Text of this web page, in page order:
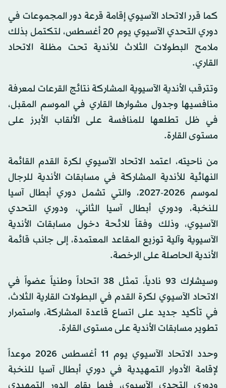
كما قرر الاتحاد الآسيوي إقامة قرعة دور المجموعات في
دوري التحدي الآسيوي يوم 20 أغسطس، لتكتمل بذلك
ملامح البطولات الثلاث للأندية تحت مظلة الاتحاد
القاري.
وتترقب الأندية الآسيوية المشاركة نتائج القرعات لمعرفة
منافسيها وجدول مشوارها القاري في الموسم المقبل،
في ظل تطلعها للمنافسة على الألقاب الأبرز على
مستوى القارة.
من ناحيته، اعتمد الاتحاد الآسيوي لكرة القدم القائمة
النهائية للأندية المشاركة في مسابقات الأندية للرجال
لموسم 2026-2027، والتي تشمل دوري أبطال آسيا
للنخبة، ودوري أبطال آسيا الثاني، ودوري التحدي
الآسيوي، وذلك وفقاً للائحة دخول مسابقات الأندية
الآسيوية وآلية توزيع المقاعد المعتمدة، إلى جانب قائمة
الأندية الحاصلة على الرخصة.
وسيشارك 93 نادياً، تمثل 38 اتحاداً وطنياً عضواً في
الاتحاد الآسيوي لكرة القدم في البطولات القارية الثلاث،
في تأكيد جديد على اتساع قاعدة المشاركة، واستمرار
تطوير مسابقات الأندية على مستوى القارة.
وحدد الاتحاد الآسيوي يوم 11 أغسطس 2026 موعداً
لإقامة الأدوار التمهيدية في دوري أبطال آسيا للنخبة